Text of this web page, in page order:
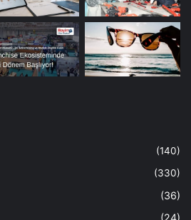
(140)
(330)
(36)
(24)